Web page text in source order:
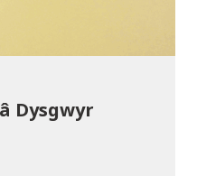
Dysgwyr